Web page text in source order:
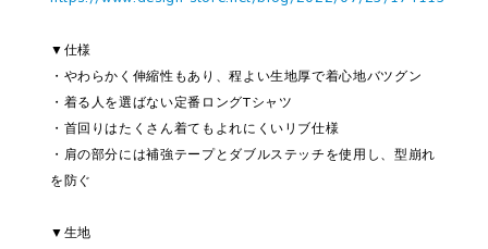
▼仕様
・やわらかく伸縮性もあり、程よい生地厚で着心地バツグン
・着る人を選ばない定番ロングTシャツ
・首回りはたくさん着てもよれにくいリブ仕様
・肩の部分には補強テープとダブルステッチを使用し、型崩れ
を防ぐ
▼生地